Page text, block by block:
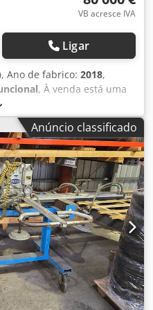
VB acresce IVA
Ligar
, Ano de fabrico: 2018,
, À venda está uma
de alta qualidade,
Wehling Anlagen- und
fabricação 2018. O
para o processamento
e chapas de grande
de trabalho em uma
automático de
- Classificação e rearranjo
formato por classes de
é um potente robô
eixos com sistema
célula é ideal para
materiais de
ou como base para projetos
técnico:
Anúncio classificado